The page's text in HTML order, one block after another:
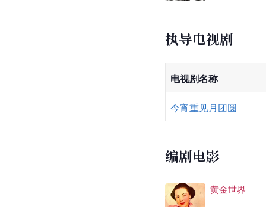
执导电视剧
电视剧名称
今宵重见月团圆
编剧电影
黄金世界